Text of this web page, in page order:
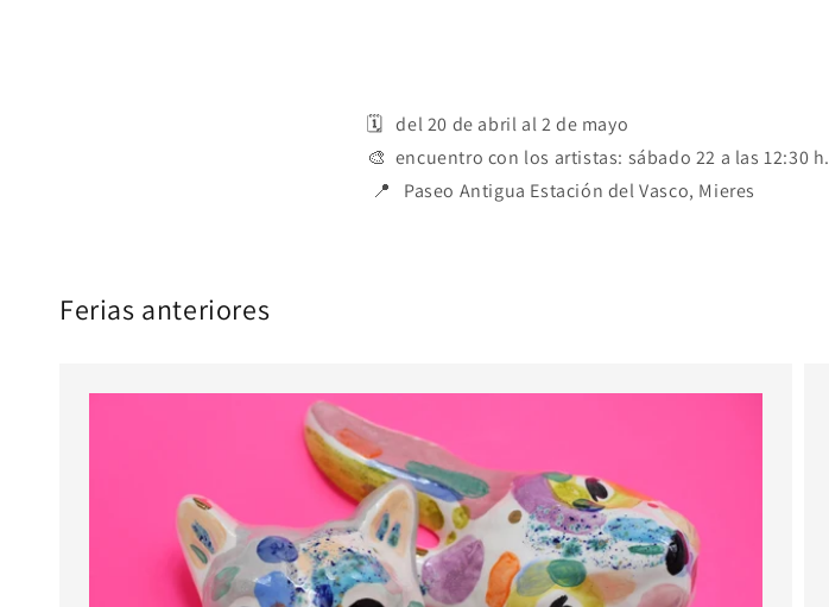
🗓️ del 20 de abril al 2 de mayo
🎨 encuentro con los artistas: sábado 22 a las 12:30 h.
📍 Paseo Antigua Estación del Vasco, Mieres
Ferias anteriores